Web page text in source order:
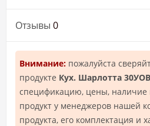
Отзывы 0
Внимание: пожалуйста
продукте Кух. Шарлотта
спецификацию, цены, наличие
продукт у менеджеров нашей
продукта, его комплектация и